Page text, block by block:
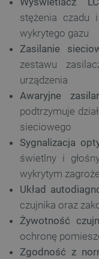
stężenia czadu
wykrytego gazu
Zasilanie
zestawu
urządzenia
Awaryjne
podtrzymuje
sieciowego
Sygnalizacja
świetlny i
wykrytym
Układ
czujnika oraz
Żywotność
ochronę
Zgodność z